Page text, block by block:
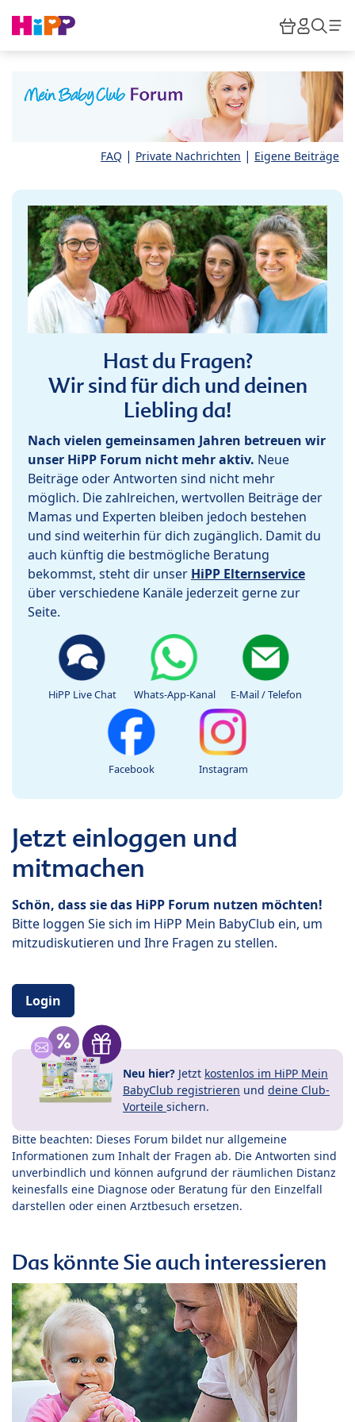
HiPP
FAQ | Private Nachrichten | Eigene Beiträge
Hast du Fragen?
Wir sind für dich und deinen
Liebling da!
Nach vielen gemeinsamen Jahren betreuen wir
unser HiPP Forum nicht mehr aktiv. Neue
Beiträge oder Antworten sind nicht mehr
möglich. Die zahlreichen, wertvollen Beiträge der
Mamas und Experten bleiben jedoch bestehen
und sind weiterhin für dich zugänglich. Damit du
auch künftig die bestmögliche Beratung
bekommst, steht dir unser HiPP Elternservice
über verschiedene Kanäle jederzeit gerne zur
Seite.
HiPP Live Chat Whats-App-Kanal E-Mail / Telefon
Facebook Instagram
Jetzt einloggen und
mitmachen
Schön, dass sie das HiPP Forum nutzen möchten!
Bitte loggen Sie sich im HiPP Mein BabyClub ein, um
mitzudiskutieren und Ihre Fragen zu stellen.
Login
Neu hier? Jetzt kostenlos im HiPP Mein
BabyClub registrieren und deine Club-
Vorteile sichern.
Bitte beachten: Dieses Forum bildet nur allgemeine
Informationen zum Inhalt der Fragen ab. Die Antworten sind
unverbindlich und können aufgrund der räumlichen Distanz
keinesfalls eine Diagnose oder Beratung für den Einzelfall
darstellen oder einen Arztbesuch ersetzen.
Das könnte Sie auch interessieren